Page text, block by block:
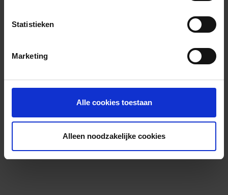
Statistieken
Marketing
Alle cookies toestaan
Alleen noodzakelijke cookies